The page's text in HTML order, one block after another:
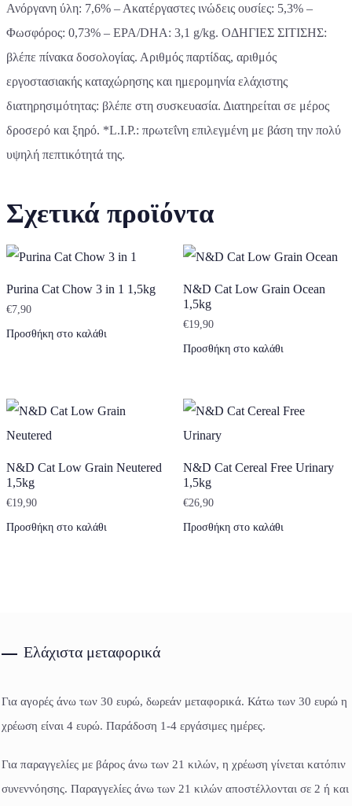
Ανόργανη ύλη: 7,6% – Ακατέργαστες ινώδεις ουσίες: 5,3% –
Φωσφόρος: 0,73% – EPA/DHA: 3,1 g/kg. ΟΔΗΓΙΕΣ ΣΙΤΙΣΗΣ:
βλέπε πίνακα δοσολογίας. Αριθμός παρτίδας, αριθμός
εργοστασιακής καταχώρησης και ημερομηνία ελάχιστης
διατηρησιμότητας: βλέπε στη συσκευασία. Διατηρείται σε μέρος
δροσερό και ξηρό. *L.I.P.: πρωτεΐνη επιλεγμένη με βάση την πολύ
υψηλή πεπτικότητά της.
Σχετικά προϊόντα
Purina Cat Chow 3 in 1 1,5kg
€7,90
Προσθήκη στο καλάθι
N&D Cat Low Grain Ocean
1,5kg
€19,90
Προσθήκη στο καλάθι
N&D Cat Low Grain Neutered
1,5kg
€19,90
Προσθήκη στο καλάθι
N&D Cat Cereal Free Urinary
1,5kg
€26,90
Προσθήκη στο καλάθι
Ελάχιστα μεταφορικά
Για αγορές άνω των 30 ευρώ, δωρεάν μεταφορικά. Κάτω των 30 ευρώ η
χρέωση είναι 4 ευρώ. Παράδοση 1-4 εργάσιμες ημέρες.
Για παραγγελίες με βάρος άνω των 21 κιλών, η χρέωση γίνεται κατόπιν
συνεννόησης. Παραγγελίες άνω των 21 κιλών αποστέλλονται σε 2 ή και